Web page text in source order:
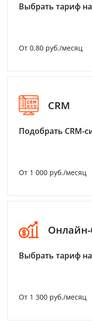
Выбрать тариф
От 0.80 руб./месяц
CRM
Подобрать CRM-
От 1 000 руб./месяц
Онлайн-
Выбрать тариф
От 1 300 руб./месяц